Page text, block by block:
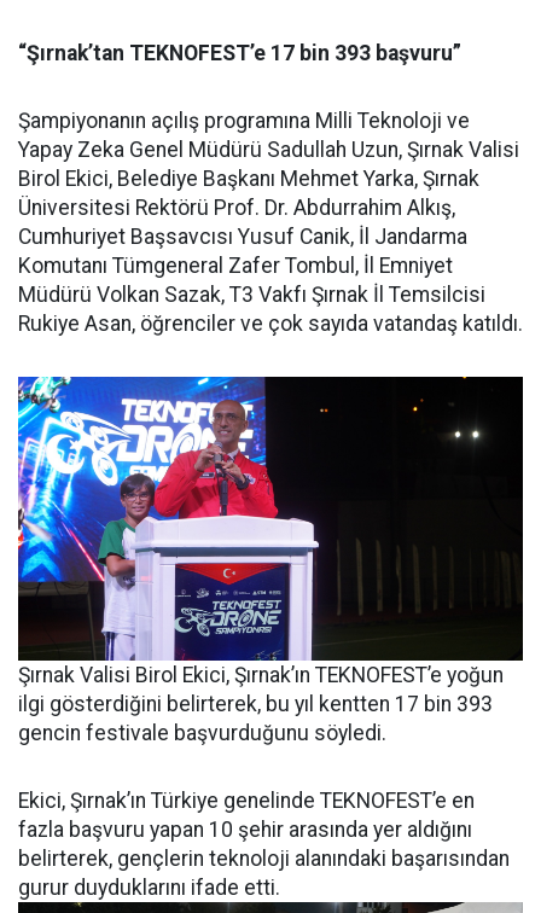
“Şırnak’tan TEKNOFEST’e 17 bin 393 başvuru”
Şampiyonanın açılış programına Milli Teknoloji ve
Yapay Zeka Genel Müdürü Sadullah Uzun, Şırnak Valisi
Birol Ekici, Belediye Başkanı Mehmet Yarka, Şırnak
Üniversitesi Rektörü Prof. Dr. Abdurrahim Alkış,
Cumhuriyet Başsavcısı Yusuf Canik, İl Jandarma
Komutanı Tümgeneral Zafer Tombul, İl Emniyet
Müdürü Volkan Sazak, T3 Vakfı Şırnak İl Temsilcisi
Rukiye Asan, öğrenciler ve çok sayıda vatandaş katıldı.
Şırnak Valisi Birol Ekici, Şırnak’ın TEKNOFEST’e yoğun
ilgi gösterdiğini belirterek, bu yıl kentten 17 bin 393
gencin festivale başvurduğunu söyledi.
Ekici, Şırnak’ın Türkiye genelinde TEKNOFEST’e en
fazla başvuru yapan 10 şehir arasında yer aldığını
belirterek, gençlerin teknoloji alanındaki başarısından
gurur duyduklarını ifade etti.